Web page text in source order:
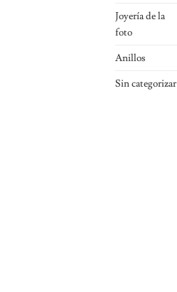
Joyería de la
foto
Anillos
Sin categorizar